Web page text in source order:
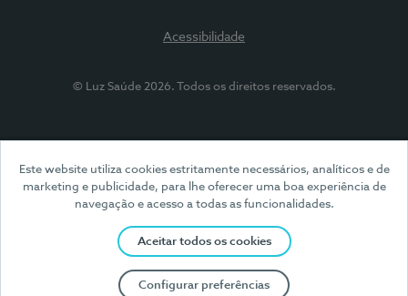
Este website utiliza cookies estritamente necessários, analíticos e de
marketing e publicidade, para lhe oferecer uma boa experiência de
navegação e acesso a todas as funcionalidades.
Aceitar todos os cookies
Configurar preferências
Acessibilidade
© Luz Saúde 2026. Todos os direitos reservados.